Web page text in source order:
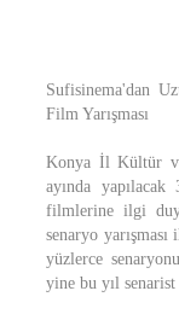
Sufisinema'dan
Film Yarışması
Konya İl Kültür
ayında
filmlerine ilgi
senaryo
yüzlerce
yine bu yıl senarist